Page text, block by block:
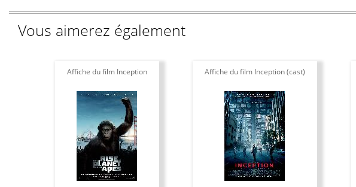
Vous aimerez également
Affiche du film Inception Affiche du film Inception (cast)